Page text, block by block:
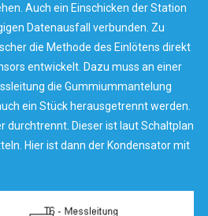
Auch ein Einschicken der Station
Datenausfall verbunden. Zu
die Methode des Einlötens direkt
entwickelt. Dazu muss an einer
die Gummiummantelung
ein Stück herausgetrennt werden.
durchtrennt. Dieser ist laut Schaltplan
Hier ist dann der Kondensator mit